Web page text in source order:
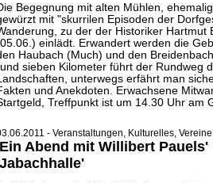
Begegnung mit alten Mühlen,
mit "skurrilen Episoden der
zu der der Historiker Hartmut
einlädt. Erwandert werden die
Haubach (Much) und den
sieben Kilometer führt der Rundweg
unterwegs erfährt man
und Anekdoten. Erwachsene
Treffpunkt ist um 14.30 Uhr am
- Veranstaltungen, Kulturelles,
Abend mit Willibert